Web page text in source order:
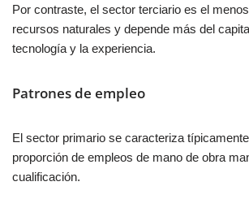
Por contraste, el sector terciario es el
recursos naturales y depende más del
tecnología y la experiencia.
Patrones de empleo
El sector primario se caracteriza
proporción de empleos de mano de obra
cualificación.